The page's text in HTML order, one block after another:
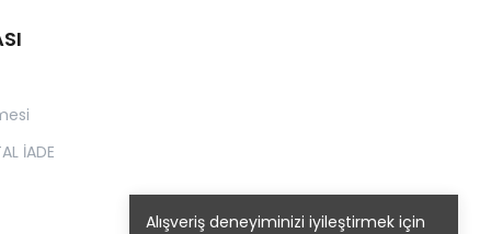
Alışveriş deneyiminizi iyileştirmek için
İADE